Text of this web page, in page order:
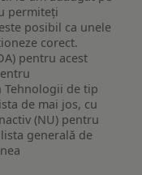
permiteți
posibil ca unele
corect.
pentru acest
Tehnologii de tip
de mai jos, cu
(NU) pentru
generală de